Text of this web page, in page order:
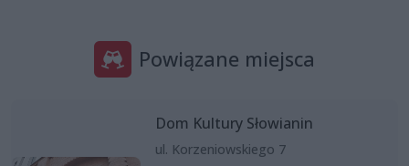
Powiązane miejsca
Dom Kultury Słowianin
ul. Korzeniowskiego 7